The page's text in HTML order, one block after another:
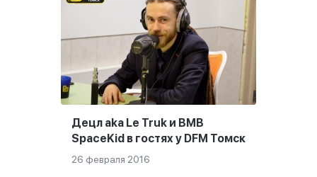
Децл aka Le Truk и BMB
SpaceKid в гостях у DFM Томск
26 февраля 2016